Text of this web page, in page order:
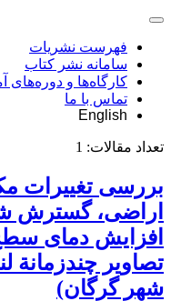
فهرست نشریات
سامانه نشر کتاب
کارگاه‌ها و
تماس با ما
English
تعداد مقالات: 1
بررسی تغییرات
اراضی، گسترش
افزایش دمای سطح
تصاویر
شهر گرگان)